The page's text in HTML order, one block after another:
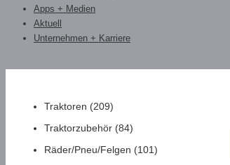
Apps + Medien
Aktuell
Unternehmen + Karriere
Traktoren (209)
Traktorzubehör (84)
Räder/Pneu/Felgen (101)